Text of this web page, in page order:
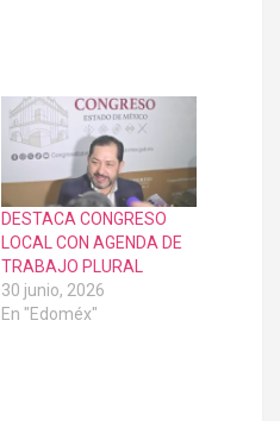
DESTACA CONGRESO
LOCAL CON AGENDA DE
TRABAJO PLURAL
30 junio, 2026
En "Edoméx"